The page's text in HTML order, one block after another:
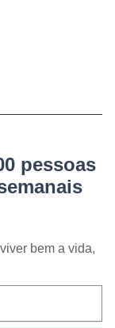
pessoas
bem a vida,